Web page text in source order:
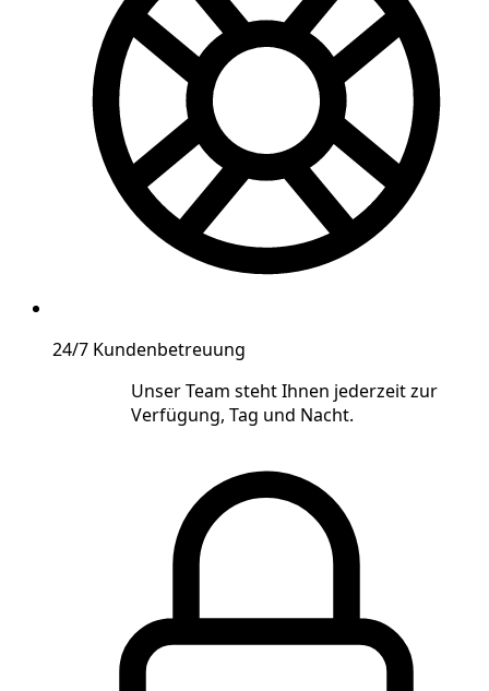
24/7 Kundenbetreuung
Unser Team steht Ihnen jederzeit zur
Verfügung, Tag und Nacht.